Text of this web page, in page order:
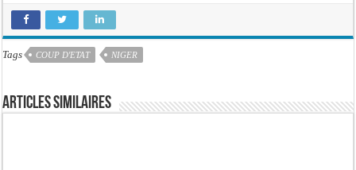
Tags COUP D'ETAT NIGER
Articles similaires